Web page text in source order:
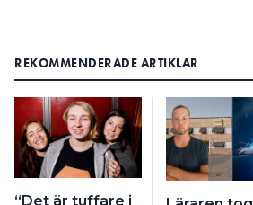
REKOMMENDERADE ARTIKLAR
“Det är tuffare i